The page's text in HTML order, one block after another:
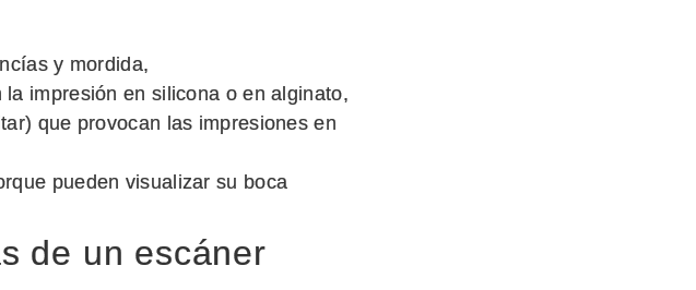
y mordida,
impresión en silicona o en alginato,
que provocan las impresiones en
pueden visualizar su boca
de un escáner